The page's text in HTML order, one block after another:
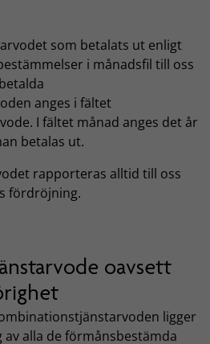
som betalats ut enligt
i månadsfil till oss
anges i fältet
I fältet månad anges det år
betalas ut.
rapporteras alltid till oss
fördröjning.
oavsett
ligger
alla de förmånsbestämda